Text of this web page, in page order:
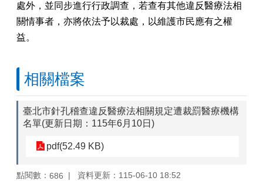
處外，並同步進行行政調查，若查有其他違反醫療法相
關情事者，亦將依法予以裁處，以維護市民應有之權
益。
相關檔案
臺北市針孔稽查違反醫療法相關規定遭裁罰醫療機構
名單(更新日期：115年6月10日)
pdf(52.49 KB)
點閱數： 686
資料更新：115-06-10 18:52